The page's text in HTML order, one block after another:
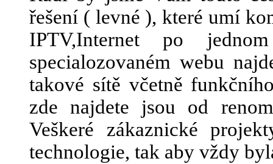
řešení ( levné ), které umí
IPTV,Internet po
specialozovaném webu
takové sítě včetně
zde najdete jsou od
Veškeré zákaznické
technologie, tak aby vždy